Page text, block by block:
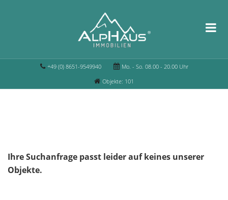
+49 (0) 8651-9549940
Mo. - So. 08.00 - 20.00 Uhr
Objekte: 101
Ihre Suchanfrage passt leider auf keines unserer
Objekte.